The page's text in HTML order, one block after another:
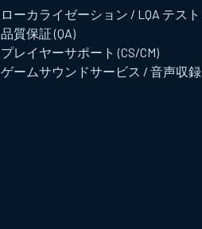
ローカライゼーション / LQA テスト
品質保証 (QA)
プレイヤーサポート (CS/CM)
ゲームサウンドサービス / 音声収録